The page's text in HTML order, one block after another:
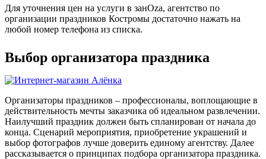
Для уточнения цен на услуги в занОzа, агентство по
организации праздников Костромы достаточно нажать на
любой номер телефона из списка.
Выбор организатора праздника
Организаторы праздников – профессионалы, воплощающие в
действительность мечты заказчика об идеальном развлечении.
Наилучший праздник должен быть спланирован от начала до
конца. Сценарий мероприятия, приобретение украшений и
выбор фотографов лучше доверить единому агентству. Далее
рассказывается о принципах подбора организатора праздника.